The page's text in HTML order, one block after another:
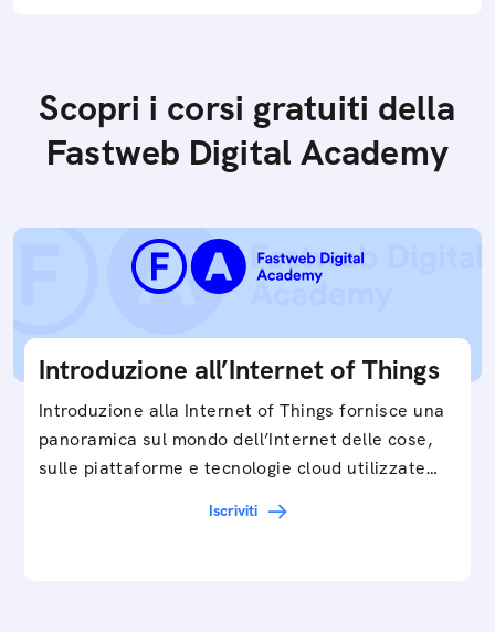
Scopri i corsi gratuiti della
Fastweb Digital Academy
Introduzione all’Internet of Things
Introduzione alla Internet of Things fornisce una
panoramica sul mondo dell’Internet delle cose,
sulle piattaforme e tecnologie cloud utilizzate
Iscriviti